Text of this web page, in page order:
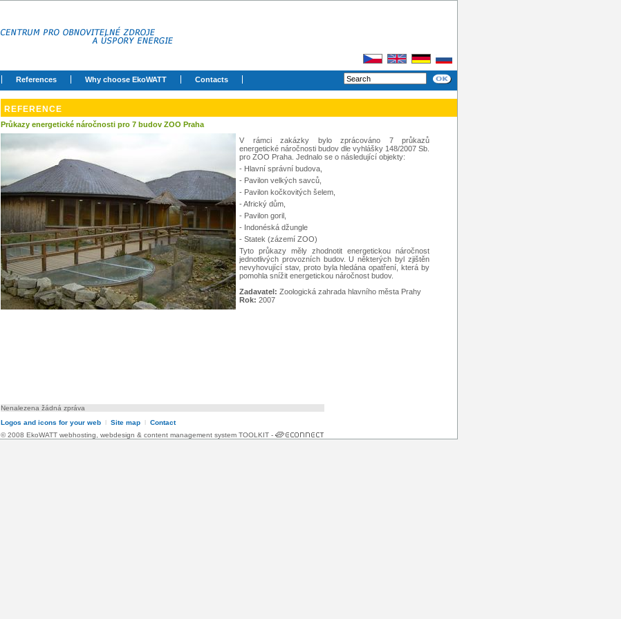
References Why choose EkoWATT Contacts
REFERENCE
Průkazy energetické náročnosti pro 7 budov ZOO Praha
V rámci zakázky bylo zprácováno 7 průkazů
energetické náročnosti budov dle vyhlášky 148/2007 Sb.
pro ZOO Praha. Jednalo se o následující objekty:
- Hlavní správní budova,
- Pavilon velkých savců,
- Pavilon kočkovitých šelem,
- Africký dům,
- Pavilon goril,
- Indonéská džungle
- Statek (zázemí ZOO)
Tyto průkazy měly zhodnotit energetickou náročnost
jednotlivých provozních budov. U některých byl zjištěn
nevyhovující stav, proto byla hledána opatření, která by
pomohla snížit energetickou náročnost budov.
Zadavatel: Zoologická zahrada hlavního města Prahy
Rok: 2007
Nenalezena žádná zpráva
Logos and icons for your web l Site map l Contact
© 2008 EkoWATT webhosting, webdesign & content management system TOOLKIT -